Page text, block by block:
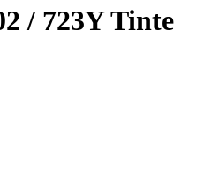
/ 723Y Tinte